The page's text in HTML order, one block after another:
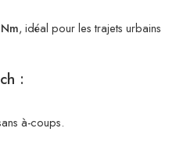
, idéal pour les trajets urbains
:
à-coups.